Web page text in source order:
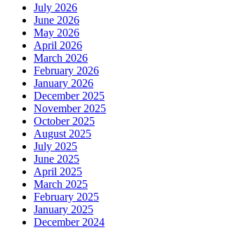
July 2026
June 2026
May 2026
April 2026
March 2026
February 2026
January 2026
December 2025
November 2025
October 2025
August 2025
July 2025
June 2025
April 2025
March 2025
February 2025
January 2025
December 2024